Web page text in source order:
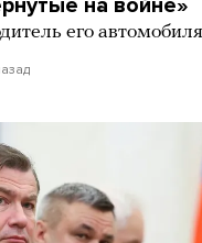
на войне»
его